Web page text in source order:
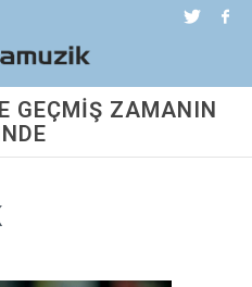
GEÇMİŞ ZAMANIN